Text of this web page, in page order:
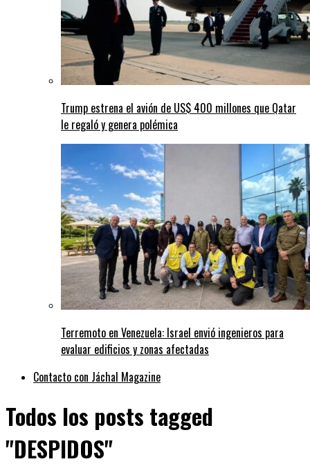
Trump estrena el avión de US$ 400 millones que Qatar
le regaló y genera polémica
Terremoto en Venezuela: Israel envió ingenieros para
evaluar edificios y zonas afectadas
Contacto con Jáchal Magazine
Todos los posts tagged
"DESPIDOS"